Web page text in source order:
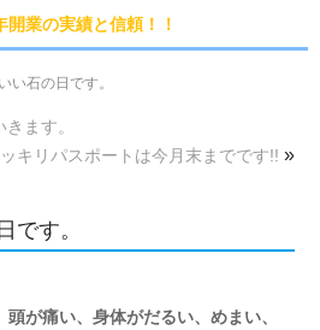
開業の実績と信頼！！
い石の日です。
ます。
キリパスポートは今月末までです!! »
です。
頭が痛い、身体がだるい、めまい、